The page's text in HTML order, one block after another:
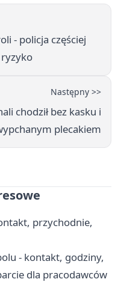
- policja częściej
Następny >>
chodził bez kasku i
plecakiem
przychodnie,
- kontakt, godziny,
dla pracodawców